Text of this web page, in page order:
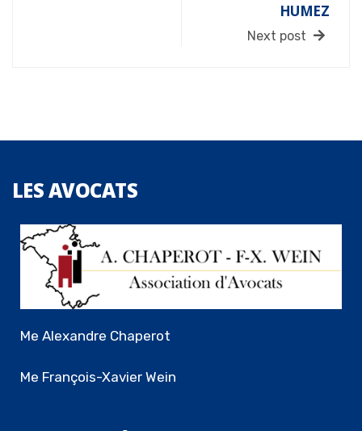
HUMEZ
Next post
LESAVOCATS
Me Alexandre Chaperot
Me François-Xavier Wein